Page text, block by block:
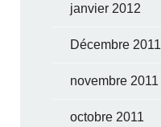
janvier 2012
Décembre 2011
novembre 2011
octobre 2011